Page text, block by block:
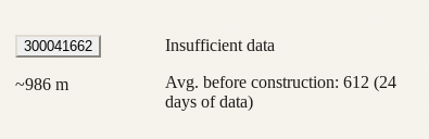
300041662
~986 m
Insufficient data
Avg. before construction: 612 (24
days of data)